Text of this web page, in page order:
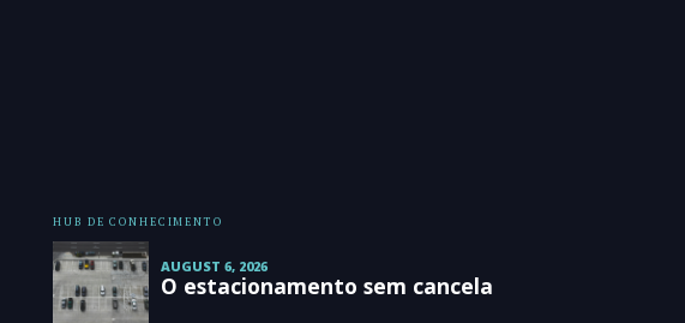
HUB DE CONHECIMENTO
AUGUST 6, 2026
O estacionamento sem cancela